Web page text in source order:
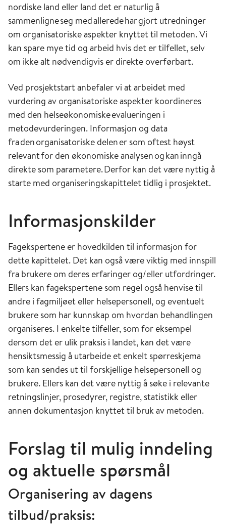
nordiske land eller land det er naturlig å
sammenligne seg med allerede har gjort utredninger
om organisatoriske aspekter knyttet til metoden. Vi
kan spare mye tid og arbeid hvis det er tilfellet, selv
om ikke alt nødvendigvis er direkte overførbart.
Ved prosjektstart anbefaler vi at arbeidet med
vurdering av organisatoriske aspekter koordineres
med den helseøkonomiske evalueringen i
metodevurderingen. Informasjon og data
fra den organisatoriske delen er som oftest høyst
relevant for den økonomiske analysen og kan inngå
direkte som parametere. Derfor kan det være nyttig å
starte med organiseringskapittelet tidlig i prosjektet.
Informasjonskilder
Fagekspertene er hovedkilden til informasjon for
dette kapittelet. Det kan også være viktig med innspill
fra brukere om deres erfaringer og/eller utfordringer.
Ellers kan fagekspertene som regel også henvise til
andre i fagmiljøet eller helsepersonell, og eventuelt
brukere som har kunnskap om hvordan behandlingen
organiseres. I enkelte tilfeller, som for eksempel
dersom det er ulik praksis i landet, kan det være
hensiktsmessig å utarbeide et enkelt spørreskjema
som kan sendes ut til forskjellige helsepersonell og
brukere. Ellers kan det være nyttig å søke i relevante
retningslinjer, prosedyrer, registre, statistikk eller
annen dokumentasjon knyttet til bruk av metoden.
Forslag til mulig inndeling
og aktuelle spørsmål
Organisering av dagens
tilbud/praksis: